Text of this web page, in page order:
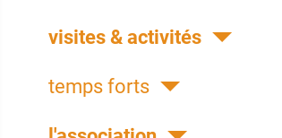
visites & activités
temps forts